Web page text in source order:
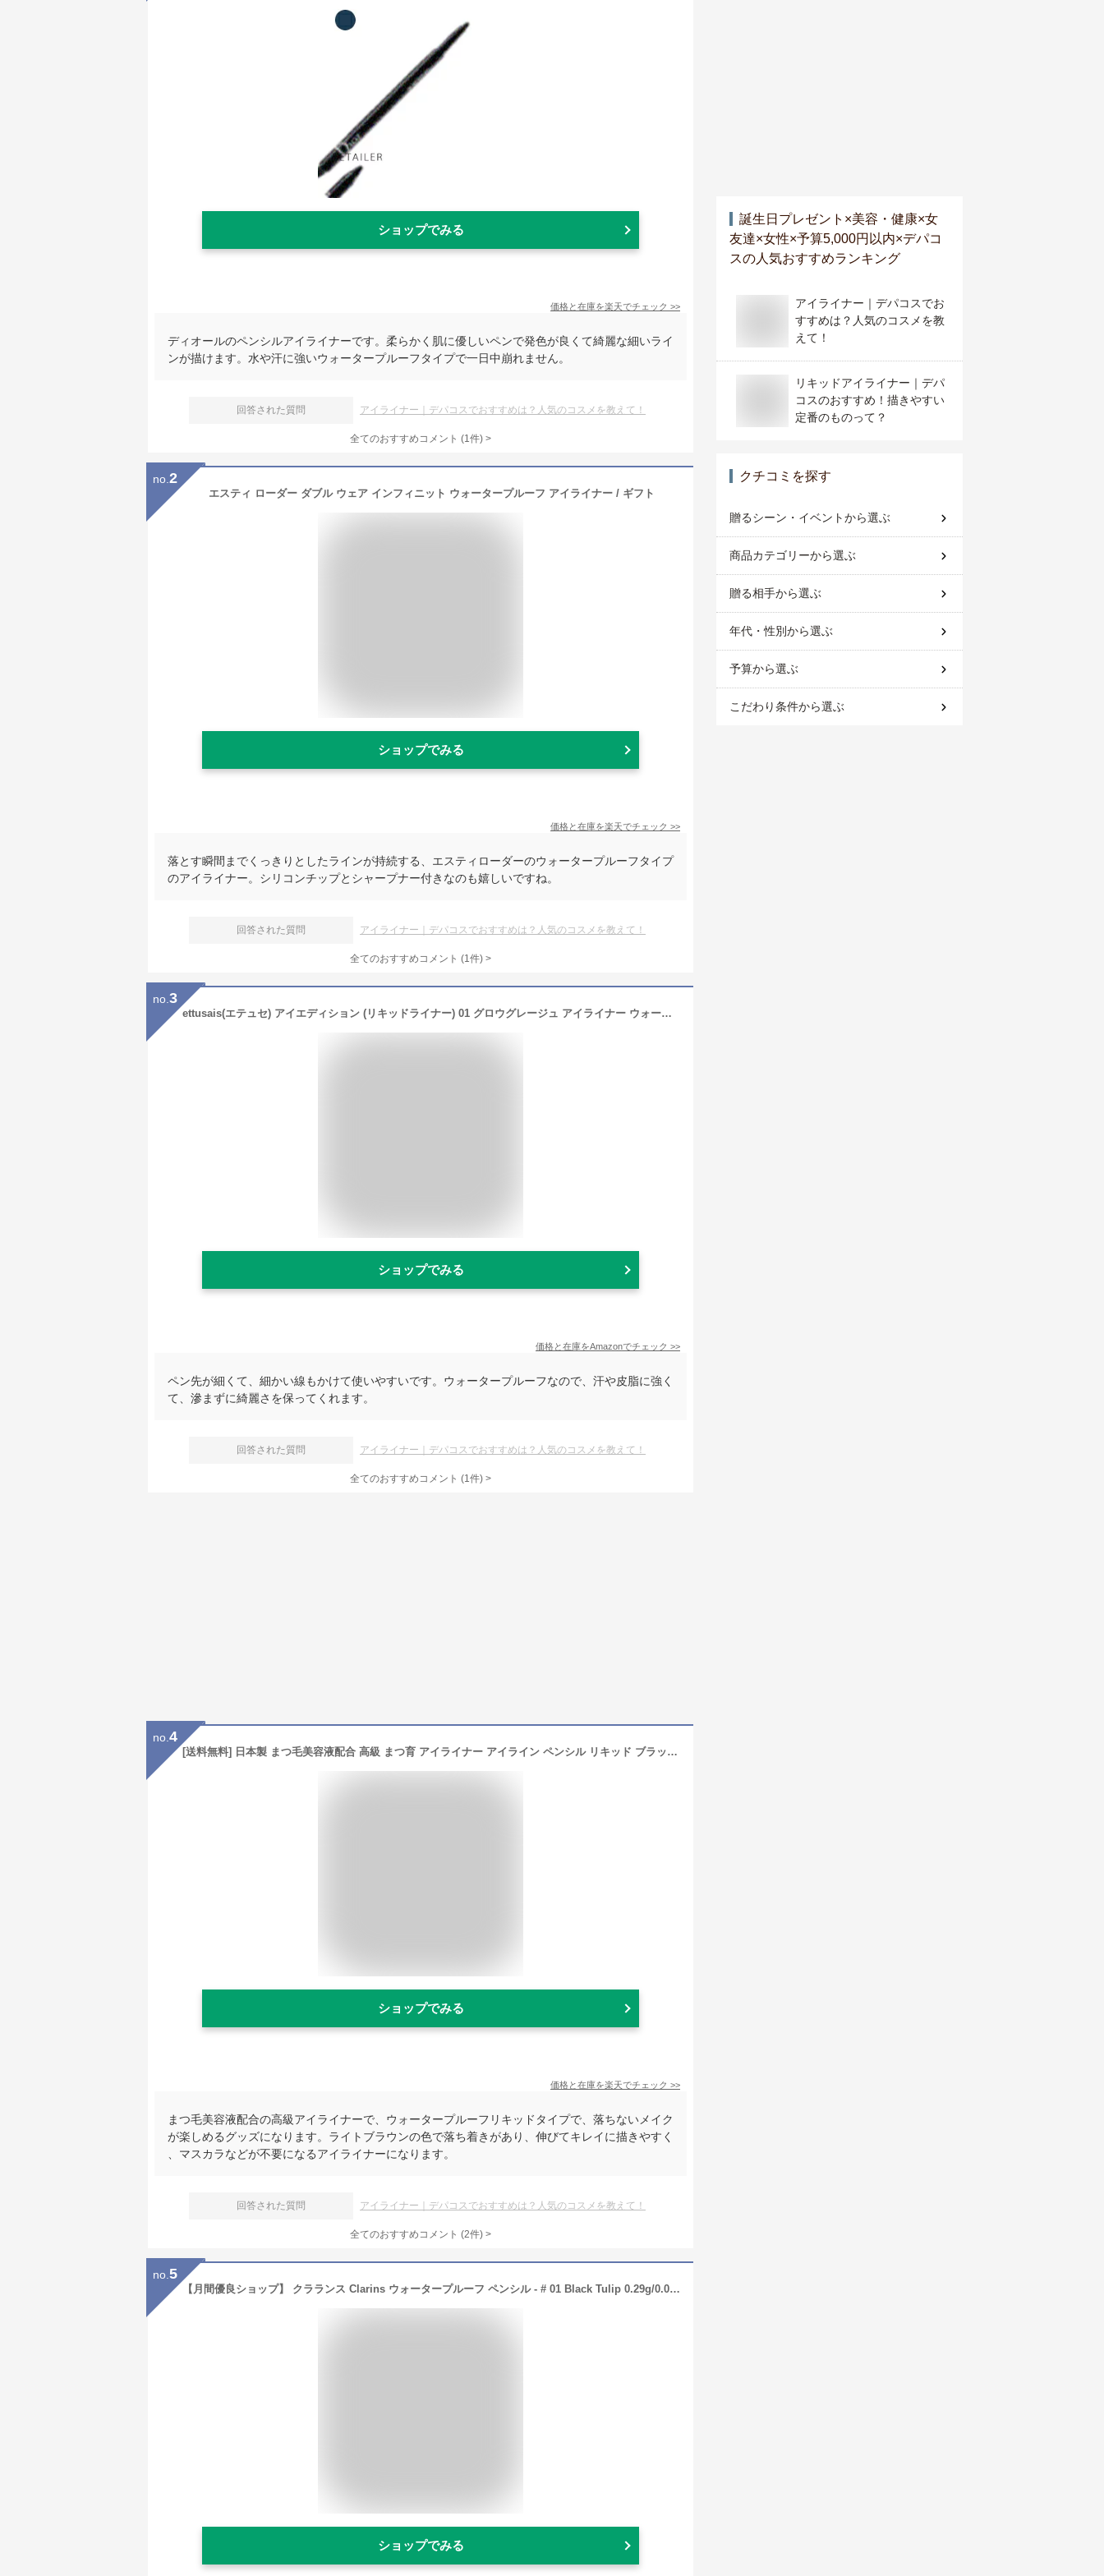
ショップでみる
価格と在庫を楽天でチェック >>
ディオールのペンシルアイライナーです。柔らかく肌に優しいペンで発色が良くて綺麗な細いライ
ンが描けます。水や汗に強いウォータープルーフタイプで一日中崩れません。
回答された質問 アイライナー｜デパコスでおすすめは？人気のコスメを教えて！
全てのおすすめコメント (1件) >
no. 2
エスティ ローダー ダブル ウェア インフィニット ウォータープルーフ アイライナー / ギフト
ショップでみる
価格と在庫を楽天でチェック >>
落とす瞬間までくっきりとしたラインが持続する、エスティローダーのウォータープルーフタイプ
のアイライナー。シリコンチップとシャープナー付きなのも嬉しいですね。
回答された質問 アイライナー｜デパコスでおすすめは？人気のコスメを教えて！
全てのおすすめコメント (1件) >
no. 3
ettusais(エテュセ) アイエディション (リキッドライナー) 01 グロウグレージュ アイライナー ウォータープルーフ 0.35mL
ショップでみる
価格と在庫をAmazonでチェック >>
ペン先が細くて、細かい線もかけて使いやすいです。ウォータープルーフなので、汗や皮脂に強く
て、滲まずに綺麗さを保ってくれます。
回答された質問 アイライナー｜デパコスでおすすめは？人気のコスメを教えて！
全てのおすすめコメント (1件) >
no. 4
[送料無料] 日本製 まつ毛美容液配合 高級 まつ育 アイライナー アイライン ペンシル リキッド ブラック 黒 ブラウン 茶 ライトブラウン 薄茶 伸びる 育毛 美容成分配合 0.6ml | 落ちない リキッドアイライナー ウォータープルーフ 化粧品 メイク 落ちない 国産
ショップでみる
価格と在庫を楽天でチェック >>
まつ毛美容液配合の高級アイライナーで、ウォータープルーフリキッドタイプで、落ちないメイク
が楽しめるグッズになります。ライトブラウンの色で落ち着きがあり、伸びてキレイに描きやすく
、マスカラなどが不要になるアイライナーになります。
回答された質問 アイライナー｜デパコスでおすすめは？人気のコスメを教えて！
全てのおすすめコメント (2件) >
no. 5
【月間優良ショップ】 クラランス Clarins ウォータープルーフ ペンシル - # 01 Black Tulip 0.29g/0.01oz【海外通販】
ショップでみる
誕生日プレゼント×美容・健康×女
友達×女性×予算5,000円以内×デパコ
スの人気おすすめランキング
アイライナー｜デパコスでお
すすめは？人気のコスメを教
えて！
リキッドアイライナー｜デパ
コスのおすすめ！描きやすい
定番のものって？
クチコミを探す
贈るシーン・イベントから選ぶ
商品カテゴリーから選ぶ
贈る相手から選ぶ
年代・性別から選ぶ
予算から選ぶ
こだわり条件から選ぶ